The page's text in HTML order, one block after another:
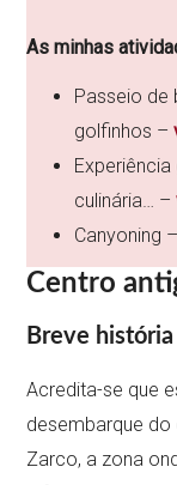
As minhas
Passeio de
golfinhos –
culinária… –
Canyoning
Centro
Breve
Acredita-se que
desembarque
Zarco, a zona